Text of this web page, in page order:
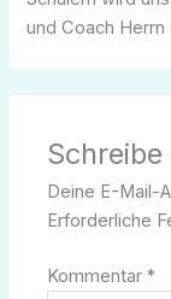
und Coach
Deine E-Mail-
Erforderliche
Kommentar*